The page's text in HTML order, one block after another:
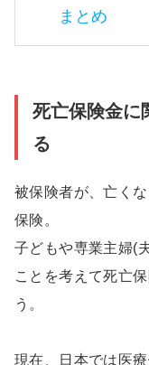
まとめ
死亡保険金に
る
被保険者が、亡く
保険。
子どもや専業主婦(
ことを考えて死亡
う。
現在、日本では医